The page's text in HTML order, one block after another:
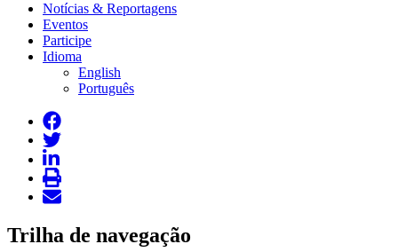
Notícias & Reportagens
Eventos
Participe
Idioma
English
Português
Trilha de navegação